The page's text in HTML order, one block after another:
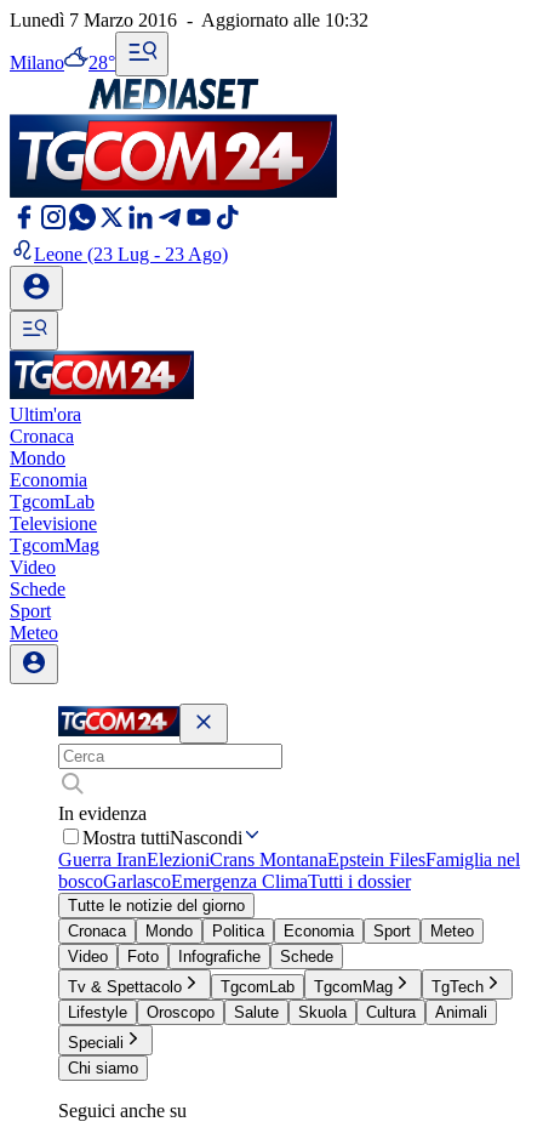
Lunedì 7 Marzo 2016 - Aggiornato alle 10:32
Milano 28°
Leone (23 Lug - 23 Ago)
Ultim'ora
Cronaca
Mondo
Economia
TgcomLab
Televisione
TgcomMag
Video
Schede
Sport
Meteo
In evidenza
Mostra tuttiNascondi
Guerra IranElezioniCrans MontanaEpstein FilesFamiglia nel
boscoGarlascoEmergenza ClimaTutti i dossier
Tutte le notizie del giorno
Cronaca
Mondo Politica Economia Sport
Meteo
Video
Foto Infografiche
Schede
Tv & Spettacolo
TgcomLab TgcomMag
TgTech
Lifestyle
Oroscopo Salute Skuola Cultura
Animali
Speciali
Chi siamo
Seguici anche su